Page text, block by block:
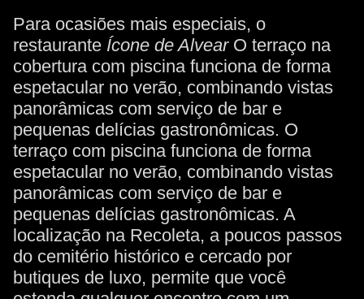
Para ocasiões mais especiais, o
restaurante Ícone de AlvearO terraço na
cobertura com piscina funciona de forma
espetacular no verão, combinando vistas
panorâmicas com serviço de bar e
pequenas delícias gastronômicas. O
terraço com piscina funciona de forma
espetacular no verão, combinando vistas
panorâmicas com serviço de bar e
pequenas delícias gastronômicas. A
localização na Recoleta, a poucos passos
do cemitério histórico e cercado por
butiques de luxo, permite que você